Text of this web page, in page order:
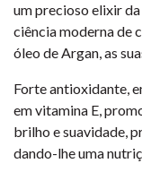
um precioso elixir
ciência moderna de
óleo de Argan, as
Forte antioxidante,
em vitamina E,
brilho e suavidade,
dando-lhe uma